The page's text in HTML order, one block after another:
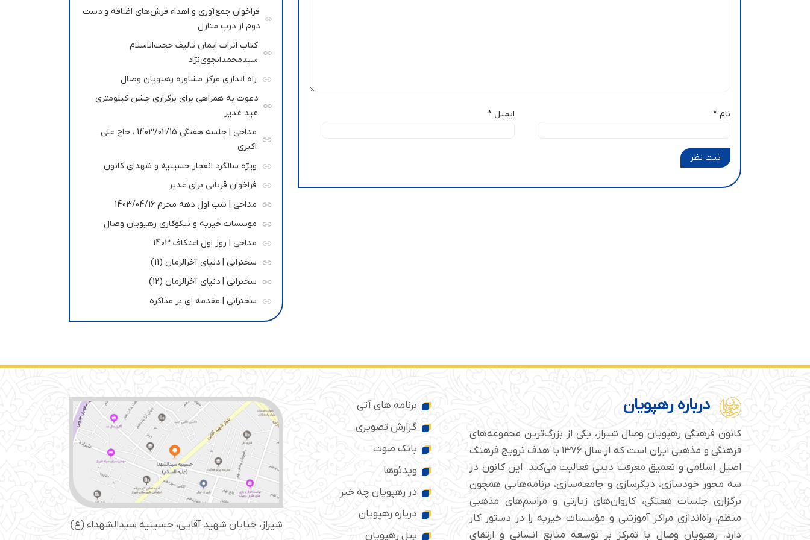
نام * ایمیل *
ثبت نظر
فراخوان جمع‌آوری و اهداء فرش‌های اضافه و دست
دوم از درب منازل
کتاب اثرات ایمان تالیف حجت‌الاسلام
سیدمحمدانجوی‌نژاد
راه اندازی مرکز مشاوره رهپویان وصال
دعوت به همراهی برای برگزاری جشن کیلومتری
عید غدیر
مداحی | جلسه هفتگی 1403/02/15 ، حاج علی
اکبری
ویژه سالگرد انفجار حسینیه و شهدای کانون
فراخوان قربانی برای غدیر
مداحی | شب اول دهه محرم 1403/04/16
موسسات خیریه و نیکوکاری رهپویان وصال
مداحی | روز اول اعتکاف 1403
سخنرانی | دنیای آخرالزمان (11)
سخنرانی | دنیای آخرالزمان (12)
سخنرانی | مقدمه ای بر مذاکره
درباره رهپویان
کانون فرهنگی رهپویان وصال شیراز، یکی از بزرگ‌ترین مجموعه‌های
فرهنگی و مذهبی ایران است که از سال ۱۳۷۶ با هدف ترویج فرهنگ
اصیل اسلامی و تعمیق معرفت دینی فعالیت می‌کند. این کانون در
سه محور خودسازی، دیگرسازی و جامعه‌سازی، برنامه‌هایی همچون
برگزاری جلسات هفتگی، کاروان‌های زیارتی و مراسم‌های مذهبی
منظم، راه‌اندازی مراکز آموزشی و مؤسسات خیریه را در دستور کار
دارد. رهپویان وصال با تمرکز بر توسعه منابع انسانی و ارتقای
برنامه های آتی
گزارش تصویری
بانک صوت
ویدئوها
در رهپویان چه خبر
درباره رهپویان
پنل رهپویان
شیراز، خیابان شهید آقایی، حسینیه سید‌الشهداء (ع)